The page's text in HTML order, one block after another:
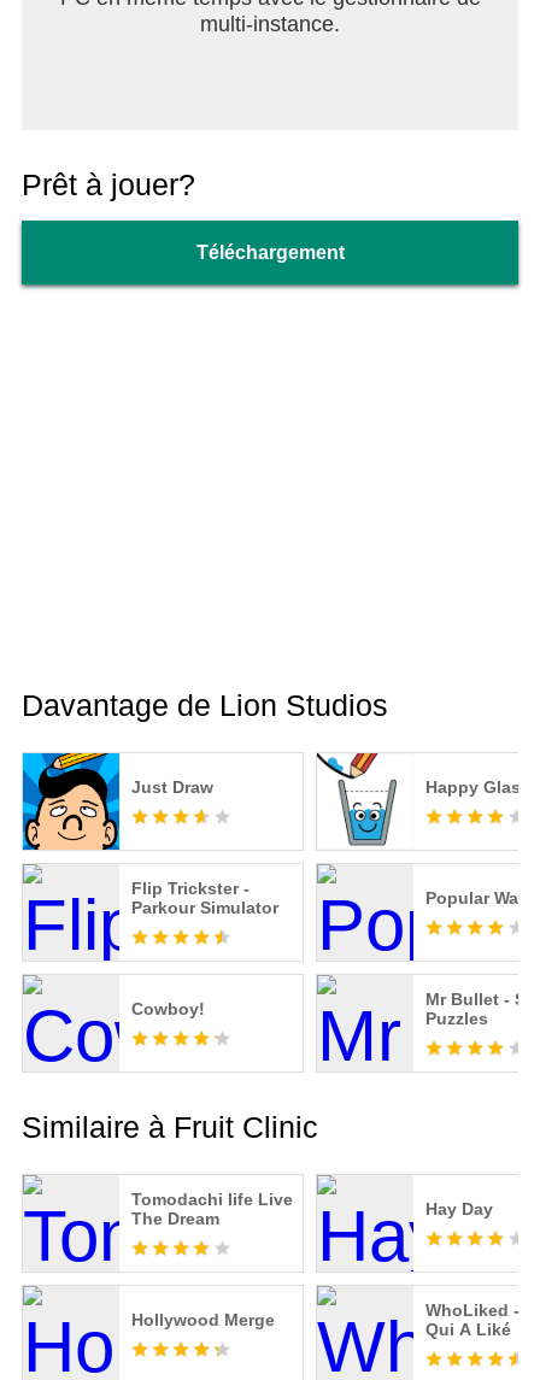
multi-instance.
Prêt à jouer?
Téléchargement
Davantage de Lion Studios
Just Draw Happy Glass
Flip Trickster -
Parkour Simulator
Popular Wars
Cowboy!
Mr Bullet -
Puzzles
Similaire à Fruit Clinic
Tomodachi life Live
The Dream
Hay Day
Hollywood Merge
WhoLiked -
Qui A Liké